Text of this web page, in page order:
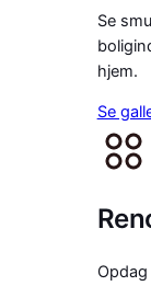
Se
hjem.
Se